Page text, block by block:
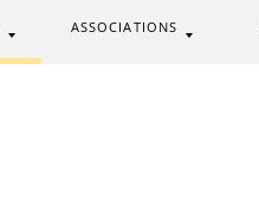
ASSOCIATIONS